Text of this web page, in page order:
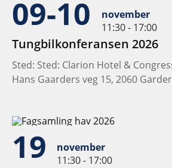
09-10
november
11:30 - 17:00
Tungbilkonferansen 2026
Sted: Sted: Clarion Hotel &
Hans Gaarders veg 15, 2060
19
november
11:30 - 17:00